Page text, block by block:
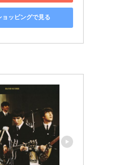
ッピングで見る